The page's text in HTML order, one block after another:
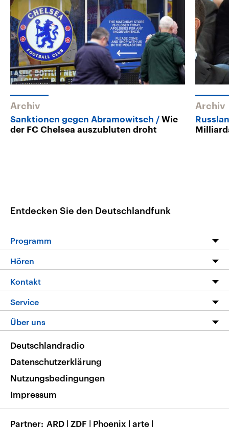
Archiv
Sanktionen gegen Abramowitsch
Wie
der FC Chelsea auszubluten droht
Archiv
Entdecken Sie den Deutschlandfunk
Programm
Die Nachrichten
Nachrichtenleicht
Neue Beiträge auf dlf.de
Hören
Livestream
Podcasts
Deutschlandfunk App
Nachrichten App
Frequenzen
Kontakt
Service
FAQ
Veranstaltungen
Musikliste
RSS
Über uns
Barrierefreiheit
Deutschlandradio
Datenschutzerklärung
Nutzungsbedingungen
Impressum
Partner ARD | ZDF | Phoenix | arte |